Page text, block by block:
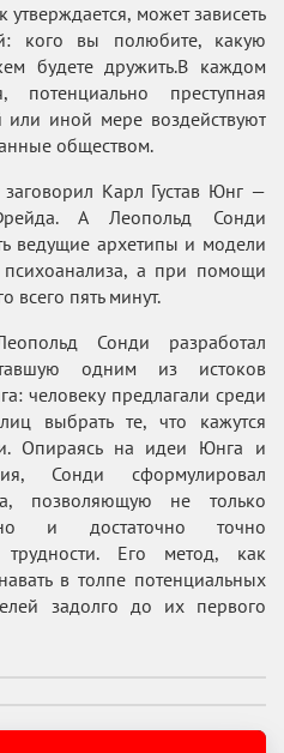
может зависеть
кого вы полюбите, какую
будете дружить.В каждом
потенциально преступная
иной мере воздействуют
обществом.
Карл Густав Юнг —
А Леопольд Сонди
ведущие архетипы и модели
а при помощи
всего пять минут.
Сонди разработал
одним из истоков
человеку предлагали среди
выбрать те, что кажутся
Опираясь на идеи Юнга и
Сонди сформулировал
позволяющую не только
и достаточно точно
трудности. Его метод, как
в толпе потенциальных
задолго до их первого